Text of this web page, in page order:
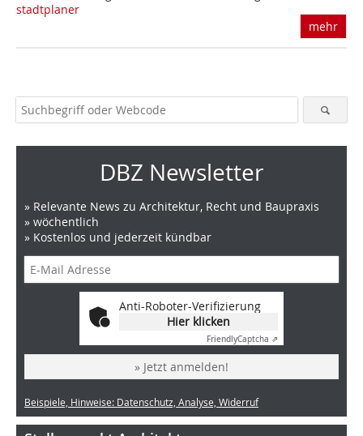
mehr
DBZ Newsletter
» Relevante News zu Architektur, Recht und Baupraxis
» wöchentlich
» Kostenlos und jederzeit kündbar
Anti-Roboter-Verifizierung
Hier klicken
FriendlyCaptcha ⇗
» Jetzt anmelden!
Beispiele, Hinweise: Datenschutz, Analyse, Widerruf